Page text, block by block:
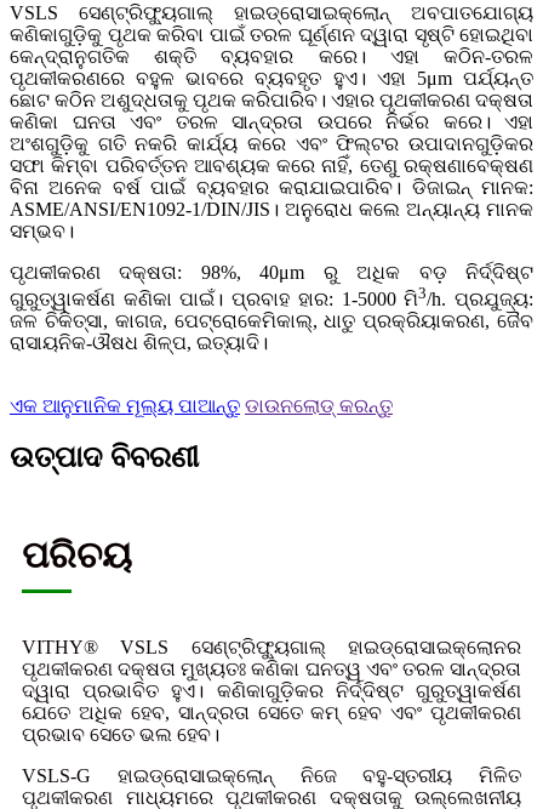
VSLS ସେଣ୍ଟ୍ରିଫ୍ୟୁଗାଲ୍ ହାଇଡ୍ରୋସାଇକ୍ଲୋନ୍ ଅବପାତଯୋଗ୍ୟ
କଣିକାଗୁଡ଼ିକୁ ପୃଥକ କରିବା ପାଇଁ ତରଳ ଘୂର୍ଣ୍ଣନ ଦ୍ୱାରା ସୃଷ୍ଟି ହୋଇଥିବା
କେନ୍ଦ୍ରାନୁଗତିକ ଶକ୍ତି ବ୍ୟବହାର କରେ। ଏହା କଠିନ-ତରଳ
ପୃଥକୀକରଣରେ ବହୁଳ ଭାବରେ ବ୍ୟବହୃତ ହୁଏ। ଏହା 5μm ପର୍ଯ୍ୟନ୍ତ
ଛୋଟ କଠିନ ଅଶୁଦ୍ଧତାକୁ ପୃଥକ କରିପାରିବ। ଏହାର ପୃଥକୀକରଣ ଦକ୍ଷତା
କଣିକା ଘନତା ଏବଂ ତରଳ ସାନ୍ଦ୍ରତା ଉପରେ ନିର୍ଭର କରେ। ଏହା
ଅଂଶଗୁଡ଼ିକୁ ଗତି ନକରି କାର୍ଯ୍ୟ କରେ ଏବଂ ଫିଲ୍ଟର ଉପାଦାନଗୁଡ଼ିକର
ସଫା କିମ୍ବା ପରିବର୍ତ୍ତନ ଆବଶ୍ୟକ କରେ ନାହିଁ, ତେଣୁ ରକ୍ଷଣାବେକ୍ଷଣ
ବିନା ଅନେକ ବର୍ଷ ପାଇଁ ବ୍ୟବହାର କରାଯାଇପାରିବ। ଡିଜାଇନ୍ ମାନକ:
ASME/ANSI/EN1092-1/DIN/JIS। ଅନୁରୋଧ କଲେ ଅନ୍ୟାନ୍ୟ ମାନକ
ସମ୍ଭବ।
ପୃଥକୀକରଣ ଦକ୍ଷତା: 98%, 40μm ରୁ ଅଧିକ ବଡ଼ ନିର୍ଦ୍ଦିଷ୍ଟ
ଗୁରୁତ୍ୱାକର୍ଷଣ କଣିକା ପାଇଁ। ପ୍ରବାହ ହାର: 1-5000 ମି3/h. ପ୍ରଯୁଜ୍ୟ:
ଜଳ ଚିକିତ୍ସା, କାଗଜ, ପେଟ୍ରୋକେମିକାଲ୍, ଧାତୁ ପ୍ରକ୍ରିୟାକରଣ, ଜୈବ
ରାସାୟନିକ-ଔଷଧ ଶିଳ୍ପ, ଇତ୍ୟାଦି।
ଏକ ଆନୁମାନିକ ମୂଲ୍ୟ ପାଆନ୍ତୁ ଡାଉନଲୋଡ୍ କରନ୍ତୁ
ଉତ୍ପାଦ ବିବରଣୀ
ପରିଚୟ
VITHY® VSLS ସେଣ୍ଟ୍ରିଫ୍ୟୁଗାଲ୍ ହାଇଡ୍ରୋସାଇକ୍ଲୋନର
ପୃଥକୀକରଣ ଦକ୍ଷତା ମୁଖ୍ୟତଃ କଣିକା ଘନତ୍ୱ ଏବଂ ତରଳ ସାନ୍ଦ୍ରତା
ଦ୍ୱାରା ପ୍ରଭାବିତ ହୁଏ। କଣିକାଗୁଡ଼ିକର ନିର୍ଦ୍ଦିଷ୍ଟ ଗୁରୁତ୍ୱାକର୍ଷଣ
ଯେତେ ଅଧିକ ହେବ, ସାନ୍ଦ୍ରତା ସେତେ କମ୍ ହେବ ଏବଂ ପୃଥକୀକରଣ
ପ୍ରଭାବ ସେତେ ଭଲ ହେବ।
VSLS-G ହାଇଡ୍ରୋସାଇକ୍ଲୋନ୍ ନିଜେ ବହୁ-ସ୍ତରୀୟ ମିଳିତ
ପୃଥକୀକରଣ ମାଧ୍ୟମରେ ପୃଥକୀକରଣ ଦକ୍ଷତାକୁ ଉଲ୍ଲେଖନୀୟ